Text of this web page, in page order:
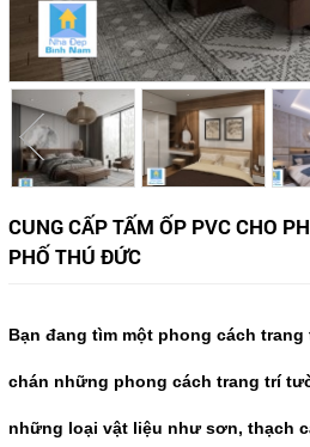
CUNG CẤP TẤM ỐP PVC CHO
PHỐ THÚ ĐỨC
Bạn đang tìm một phong cách
chán những phong cách trang trí
những loại vật liệu như sơn, thạch